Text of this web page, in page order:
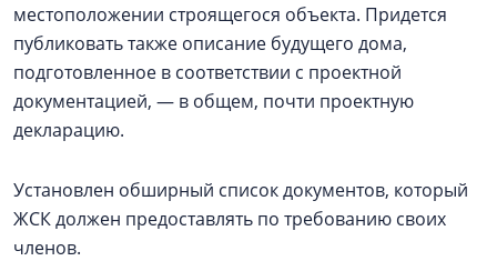
местоположении строящегося объекта. Придется
публиковать также описание будущего дома,
подготовленное в соответствии с проектной
документацией, — в общем, почти проектную
декларацию.
Установлен обширный список документов, который
ЖСК должен предоставлять по требованию своих
членов.